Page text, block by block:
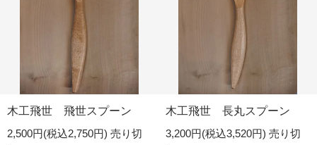
木工飛世 飛世スプーン
2,500円(税込2,750円) 売り切
木工飛世 長丸スプーン
3,200円(税込3,520円) 売り切